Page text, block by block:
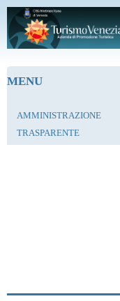
Salta al contenuto principale
MENU
AMMINISTRAZIONE
TRASPARENTE